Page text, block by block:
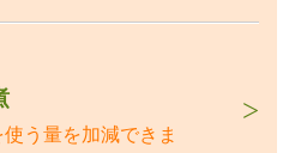
う量を加減できま